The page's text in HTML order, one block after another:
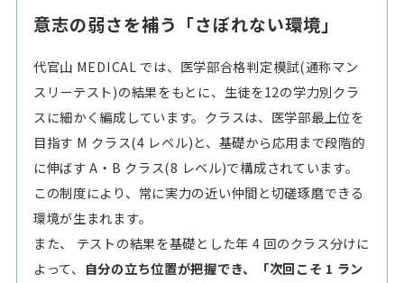
意志の弱さを補う「さぼれない環境」
代官山 MEDICAL では、医学部合格判定模試(通称マン
スリーテスト)の結果をもとに、生徒を12の学力別クラ
スに細かく編成しています。クラスは、医学部最上位を
目指す M クラス(4 レベル)と、基礎から応用まで段階的
に伸ばす A・B クラス(8 レベル)で構成されています。
この制度により、常に実力の近い仲間と切磋琢磨できる
環境が生まれます。
また、 テストの結果を基礎とした年 4 回のクラス分けに
よって、 自分の立ち位置が把握でき、「次回こそ 1 ラン